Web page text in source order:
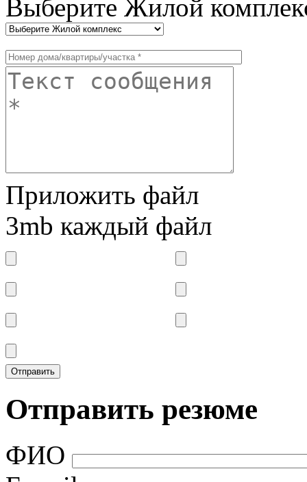
Выберите Жилой
Приложить файл
3mb каждый файл
Отправить резюме
ФИО